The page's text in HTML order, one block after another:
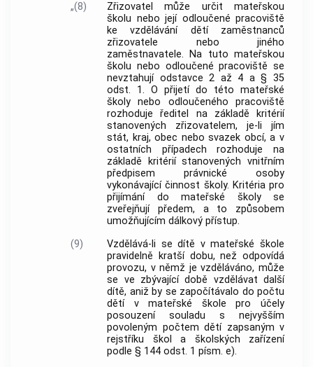
„(8)
Zřizovatel může určit mateřskou
školu nebo její odloučené pracoviště
ke vzdělávání dětí zaměstnanců
zřizovatele nebo jiného
zaměstnavatele. Na tuto mateřskou
školu nebo odloučené pracoviště se
nevztahují odstavce 2 až 4 a § 35
odst. 1. O přijetí do této mateřské
školy nebo odloučeného pracoviště
rozhoduje ředitel na základě kritérií
stanovených zřizovatelem, je-li jím
stát, kraj, obec nebo svazek obcí, a v
ostatních případech rozhoduje na
základě kritérií stanovených vnitřním
předpisem právnické osoby
vykonávající činnost školy. Kritéria pro
přijímání do mateřské školy se
zveřejňují předem, a to způsobem
umožňujícím dálkový přístup.
(9)
Vzdělává-li se dítě v mateřské škole
pravidelně kratší dobu, než odpovídá
provozu, v němž je vzděláváno, může
se ve zbývající době vzdělávat další
dítě, aniž by se započítávalo do počtu
dětí v mateřské škole pro účely
posouzení souladu s nejvyšším
povoleným počtem dětí zapsaným v
rejstříku škol a školských zařízení
podle § 144 odst. 1 písm. e).